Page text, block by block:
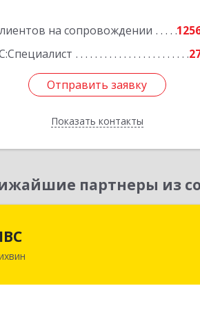
на сопровождении
Отправить заявку
Показать контакты
Отправить заявку
Назад
партнеры из